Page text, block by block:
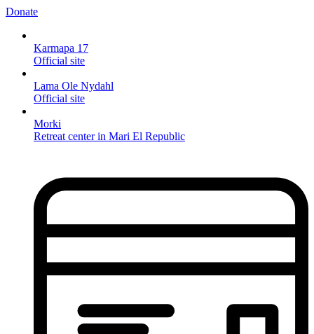
Donate
Karmapa 17
Official site
Lama Ole Nydahl
Official site
Morki
Retreat center in Mari El Republic